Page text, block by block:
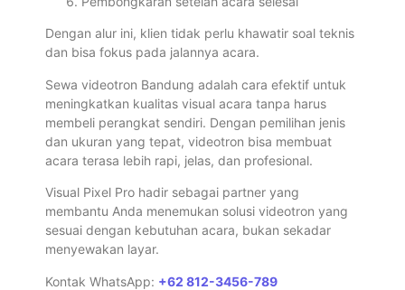
Dengan alur ini, klien tidak perlu khawatir soal teknis
dan bisa fokus pada jalannya acara.
Sewa videotron Bandung adalah cara efektif untuk
meningkatkan kualitas visual acara tanpa harus
membeli perangkat sendiri. Dengan pemilihan jenis
dan ukuran yang tepat, videotron bisa membuat
acara terasa lebih rapi, jelas, dan profesional.
Visual Pixel Pro hadir sebagai partner yang
membantu Anda menemukan solusi videotron yang
sesuai dengan kebutuhan acara, bukan sekadar
menyewakan layar.
Kontak WhatsApp: +62 812-3456-789